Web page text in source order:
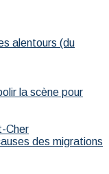
alentours (du
la scène pour
des migrations